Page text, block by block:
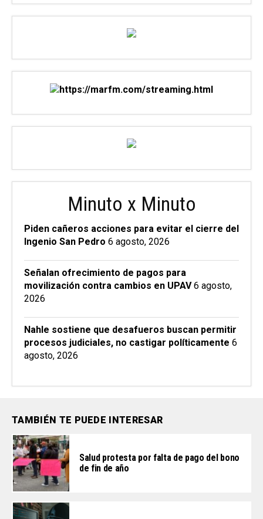
Minuto x Minuto
Piden cañeros acciones para evitar el cierre del
Ingenio San Pedro 6 agosto, 2026
Señalan ofrecimiento de pagos para
movilización contra cambios en UPAV 6 agosto,
2026
Nahle sostiene que desafueros buscan permitir
procesos judiciales, no castigar políticamente 6
agosto, 2026
TAMBIÉN TE PUEDE INTERESAR
Salud protesta por falta de pago del bono
de fin de año